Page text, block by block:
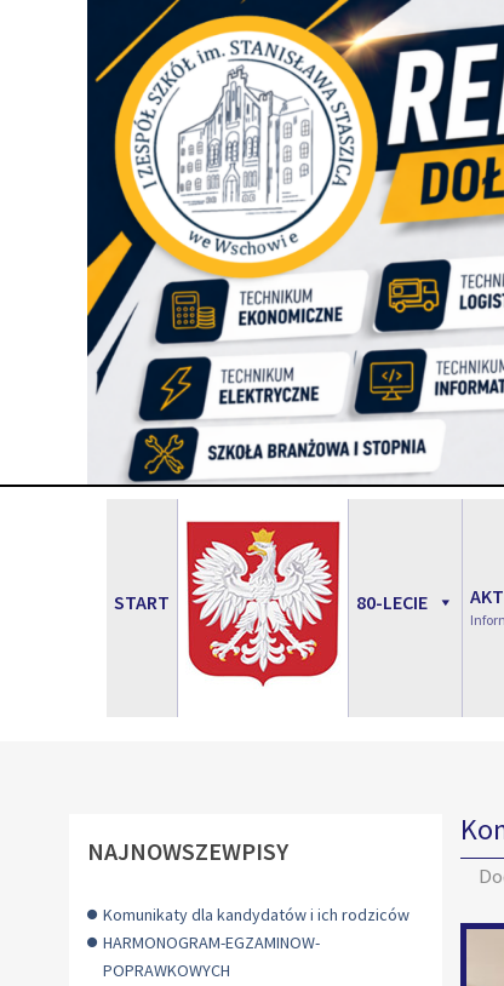
START 80-LECIE
NAJNOWSZEWPISY
Komunikaty dla kandydatów i ich rodziców
HARMONOGRAM-EGZAMINOW-
POPRAWKOWYCH